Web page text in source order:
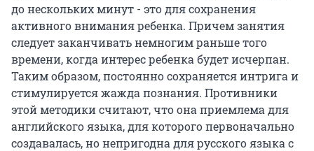
до нескольких минут - это для сохранения
активного внимания ребенка. Причем занятия
следует заканчивать немногим раньше того
времени, когда интерес ребенка будет исчерпан.
Таким образом, постоянно сохраняется интрига и
стимулируется жажда познания. Противники
этой методики считают, что она приемлема для
английского языка, для которого первоначально
создавалась, но непригодна для русского языка с